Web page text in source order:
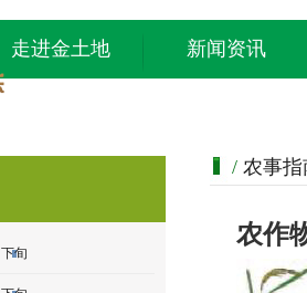
走进金土地 新闻资讯
下旬
/ 农事指
农作